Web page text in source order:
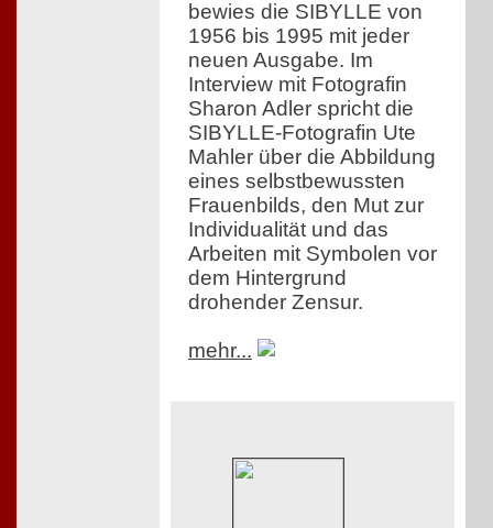
bewies die SIBYLLE von
1956 bis 1995 mit jeder
neuen Ausgabe. Im
Interview mit Fotografin
Sharon Adler spricht die
SIBYLLE-Fotografin Ute
Mahler über die Abbildung
eines selbstbewussten
Frauenbilds, den Mut zur
Individualität und das
Arbeiten mit Symbolen vor
dem Hintergrund
drohender Zensur.
mehr...